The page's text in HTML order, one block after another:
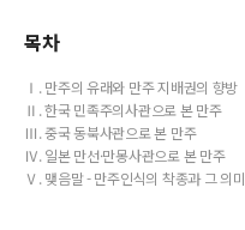
목차
Ⅰ. 만주의 유래와 만주 지배권의 향방
Ⅱ. 한국 민족주의사관으로 본 만주
Ⅲ. 중국 동북사관으로 본 만주
Ⅳ. 일본 만선·만몽사관으로 본 만주
Ⅴ. 맺음말 - 만주인식의 착종과 그 의미